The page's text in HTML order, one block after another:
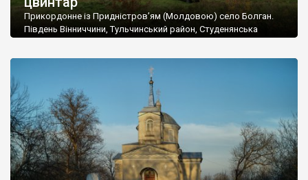
Прикордонне із Придністров’ям (Молдовою) село Болган.
Південь Вінниччини, Тульчинський район, Студенянська
старовинний цвинтар із кам’яними хрестами. Всі епітафії, які
збереглися, написані кирилицею, церковнослов’янською
мовою. За всіма традиційними ознаками – цвинтар
український. Хрести датуються 19 століттям. У 1924-1940
роках Болган […]